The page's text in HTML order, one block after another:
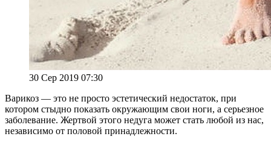
30 Сер 2019 07:30
Варикоз — это не просто эстетический недостаток, при
котором стыдно показать окружающим свои ноги, а серьезное
заболевание. Жертвой этого недуга может стать любой из нас,
независимо от половой принадлежности.